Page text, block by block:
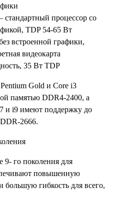
процессор со
TDP 54-65 Вт
встроенной графики,
видеокарта
35 Вт TDP
Gold и Core i3
памятью DDR4-2400, а
и i9 имеют поддержку до
2666.
9- го поколения для
повышенную
большую гибкость для всего,